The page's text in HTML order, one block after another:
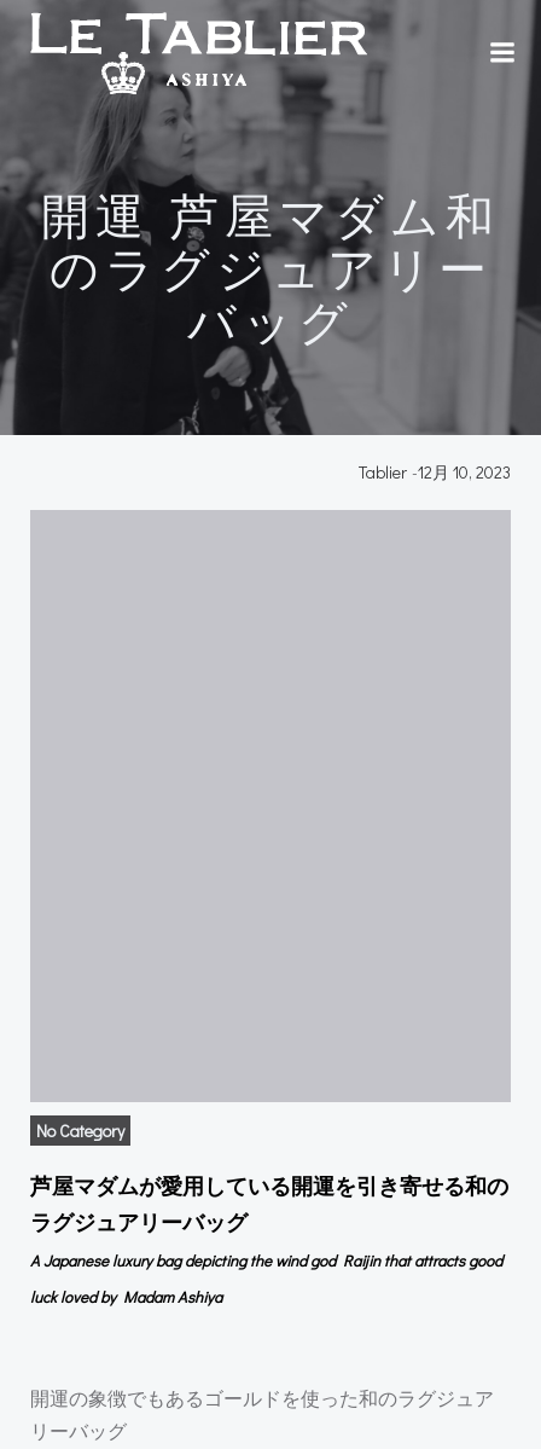
ン
テ
ン
ツ
ス
キ
ッ
プ
開運 芦屋マダム和
のラグジュアリー
バッグ
Tablier -12月 10, 2023
No Category
芦屋マダムが愛用している開運を引き寄せる和の
ラグジュアリーバッグ
A Japanese luxury bag depicting the wind god Raijin that attracts good
luck loved by Madam Ashiya
開運の象徴でもあるゴールドを使った和のラグジュア
リーバッグ